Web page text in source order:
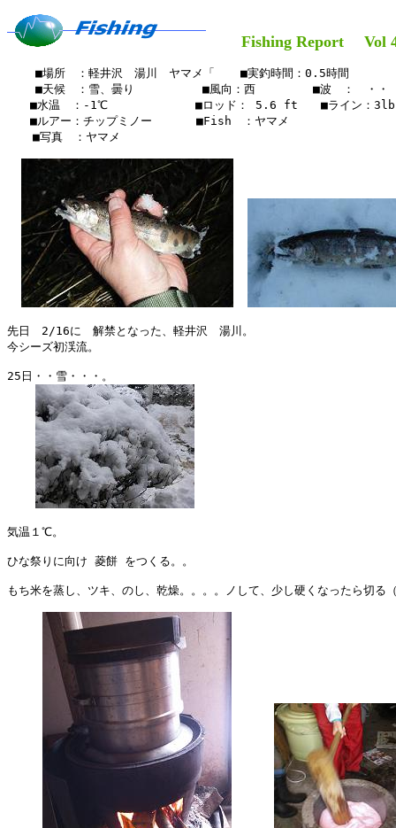
Fishing Report Vol
    ■場所　：軽井沢　湯川　ヤマメ「　  ■実釣時間：0.5時間
    ■天候　：雪、曇り        　■風向：西　　　　　■波　：　・・
■水温　：-1℃　　　　　　 　■ロッド： 5.6 ft　　■ライン：3lb
■ルアー：チップミノー　　   ■Fish　：ヤマメ
  　■写真　：ヤマメ
先日　2/16に　解禁となった、軽井沢　湯川。
今シーズ初渓流。
25日・・雪・・・。
気温１℃。
ひな祭りに向け 菱餅 をつくる。。
もち米を蒸し、ツキ、のし、乾燥。。。。ノして、少し硬くなったら切る